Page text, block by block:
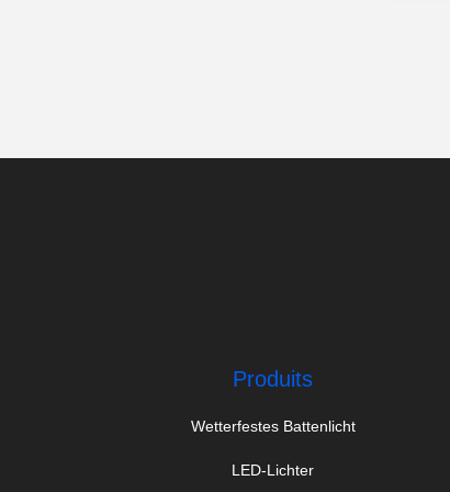
Produits
Wetterfestes Battenlicht
LED-Lichter